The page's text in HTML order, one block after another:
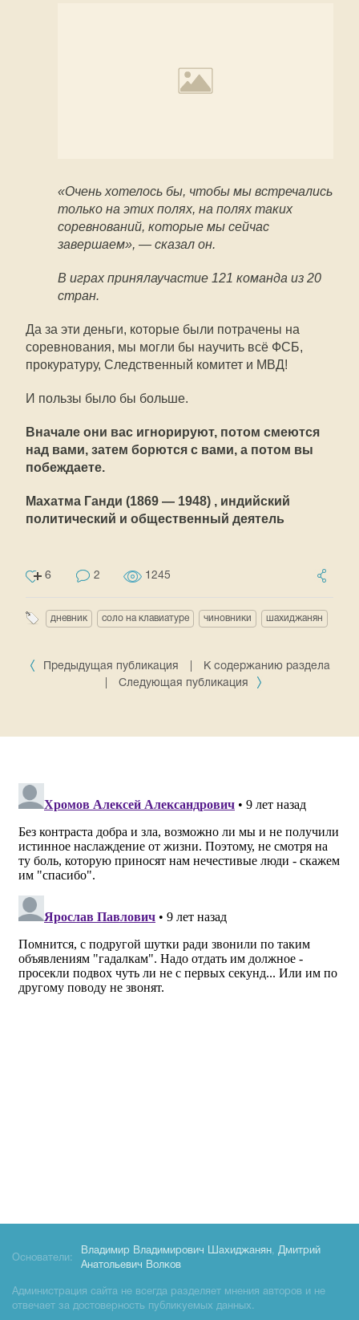
«Очень хотелось бы, чтобы мы встречались
только на этих полях, на полях таких
соревнований, которые мы сейчас
завершаем», — сказал он.
В играх принялаучастие 121 команда из 20
стран.
Да за эти деньги, которые были потрачены на
соревнования, мы могли бы научить всё ФСБ,
прокуратуру, Следственный комитет и МВД!
И пользы было бы больше.
Вначале они вас игнорируют, потом смеются
над вами, затем борются с вами, а потом вы
побеждаете.
Махатма Ганди (1869 — 1948) , индийский
политический и общественный деятель
6 2 1245
дневник соло на клавиатуре чиновники шахиджанян
Предыдущая публикация
К содержанию раздела
Следующая публикация
Основатели:
Владимир Владимирович Шахиджанян, Дмитрий
Анатольевич Волков
Администрация сайта не всегда разделяет мнения авторов и не
отвечает за достоверность публикуемых данных.